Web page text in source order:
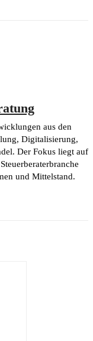
aus den
Digitalisierung,
Der Fokus liegt auf
und Mittelstand.